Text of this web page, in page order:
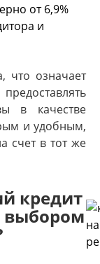
от 6,9%
и
что означает
в качестве
и удобным,
счет в тот же
кредит
выбором